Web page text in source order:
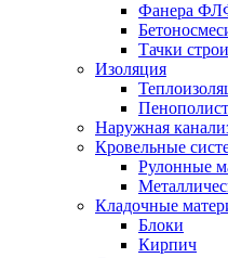
Фанера
Тачки
Изоляция
Наружная
Кровельные
Рулонные
Кладочные
Блоки
Кирпич